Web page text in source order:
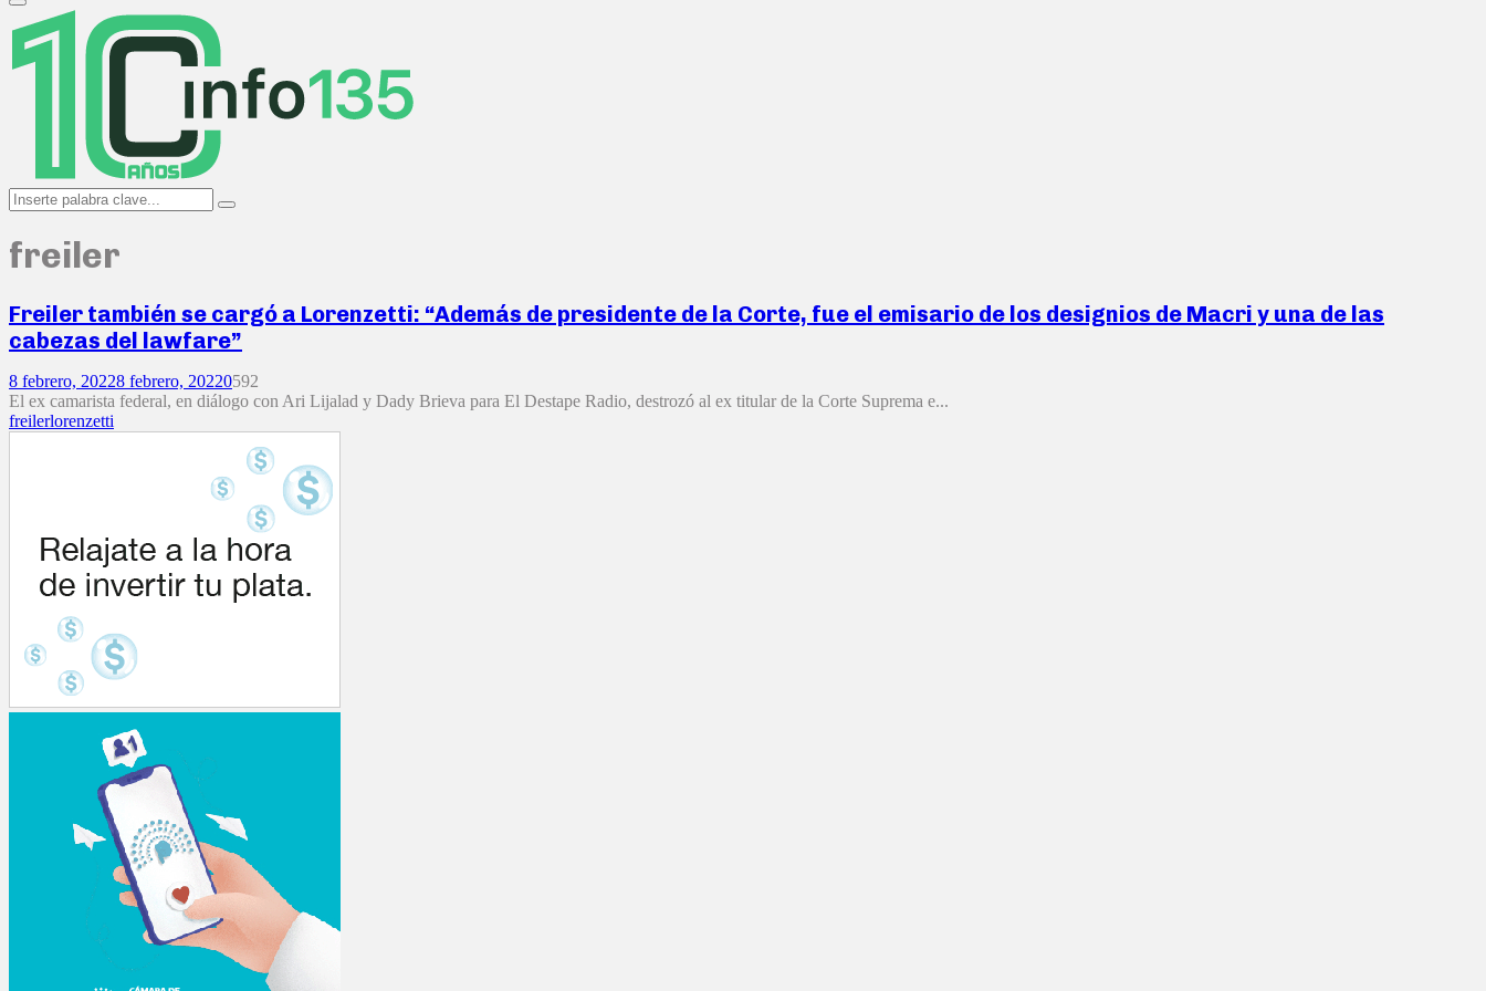
Primary
Menu
Search
for:
Search
freiler
Freiler también se cargó a Lorenzetti: “Además de presidente de la Corte, fue el emisario de los designios de Macri y una de las
cabezas del lawfare”
8 febrero, 20228 febrero, 20220592
El ex camarista federal, en diálogo con Ari Lijalad y Dady Brieva para El Destape Radio, destrozó al ex titular de la Corte Suprema e...
freilerlorenzetti